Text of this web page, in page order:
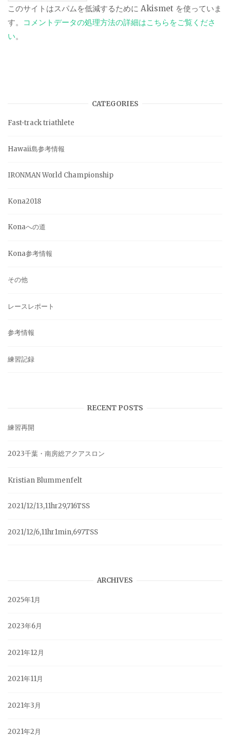
このサイトはスパムを低減するために Akismet を使っていま
す。
コメントデータの処理方法の詳細はこちらをご覧くださ
い。
CATEGORIES
Fast-track triathlete
Hawaii島参考情報
IRONMAN World Championship
Kona2018
Konaへの道
Kona参考情報
その他
レースレポート
参考情報
練習記録
RECENT POSTS
練習再開
2023千葉・南房総アクアスロン
Kristian Blummenfelt
2021/12/13,11hr29,716TSS
2021/12/6,11hr1min,697TSS
ARCHIVES
2025年1月
2023年6月
2021年12月
2021年11月
2021年3月
2021年2月